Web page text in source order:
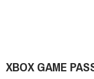
XBOX GAME